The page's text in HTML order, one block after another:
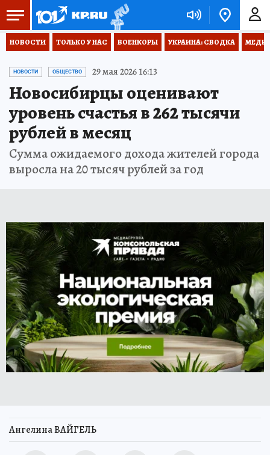
НОВОСТИ ТОЛЬКО У НАС ВОЕНКОРЫ УКРАИНА: СВОДКА
НОВОСТИ ОБЩЕСТВО 29 мая 2026 16:13
Новосибирцы оценивают
уровень счастья в 262 тысячи
рублей в месяц
Сумма ожидаемого дохода жителей города
выросла на 20 тысяч рублей за год
Ангелина ВАЙГЕЛЬ